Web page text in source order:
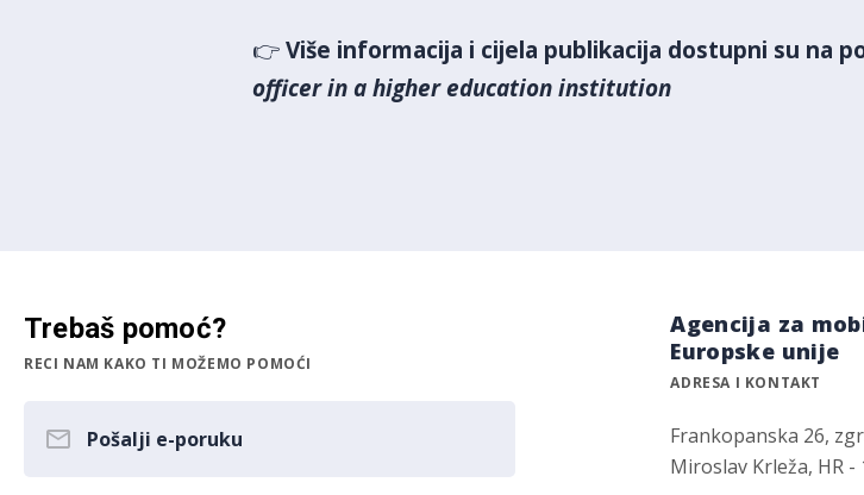
👉Više informacija i cijela publikacija dostupni su na
officer in a higher education institution
Trebaš pomoć?
RECI NAM KAKO TI MOŽEMO POMOĆI
Pošalji e-poruku
Agencija za
Europske unije
ADRESA I KONTAKT
Frankopanska 26,
Miroslav Krleža, HR -